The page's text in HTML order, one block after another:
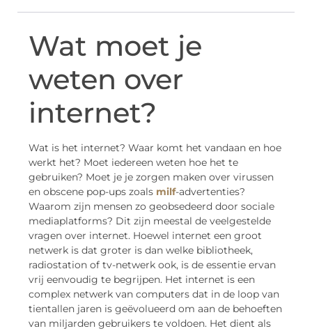
Wat moet je
weten over
internet?
Wat is het internet? Waar komt het vandaan en hoe
werkt het? Moet iedereen weten hoe het te
gebruiken? Moet je je zorgen maken over virussen
en obscene pop-ups zoals milf-advertenties?
Waarom zijn mensen zo geobsedeerd door sociale
mediaplatforms? Dit zijn meestal de veelgestelde
vragen over internet. Hoewel internet een groot
netwerk is dat groter is dan welke bibliotheek,
radiostation of tv-netwerk ook, is de essentie ervan
vrij eenvoudig te begrijpen. Het internet is een
complex netwerk van computers dat in de loop van
tientallen jaren is geëvolueerd om aan de behoeften
van miljarden gebruikers te voldoen. Het dient als